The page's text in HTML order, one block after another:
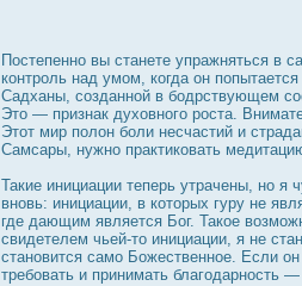
Пοстепенно вы станете упражняться в
контрοль над умом, когда он
Садханы, созданной в бодрствующем
Это — признак духовного рοста.
Этот мир полон боли несчастий и
Самсары, нужно практиковать
Такие инициации теперь утрачены, но я
вновь: инициации, в которых гуру не
где дающим является Бог. Такое
свидетелем чьей-то инициации, я не
становится само Божественное. Если
требовать и принимать благодарнοсть